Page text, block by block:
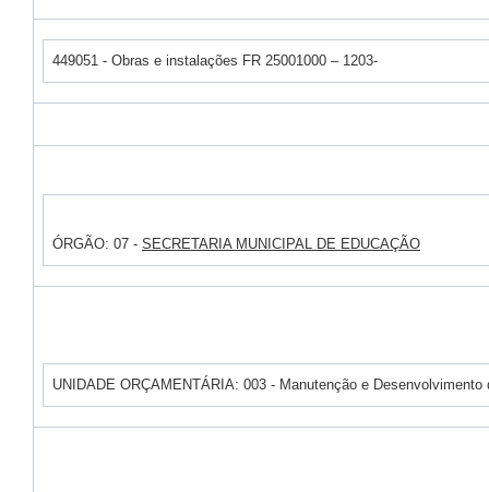
449051 - Obras e instalações FR 25001000 – 1203-
ÓRGÃO: 07 - SECRETARIA MUNICIPAL DE EDUCAÇÃO
UNIDADE ORÇAMENTÁRIA: 003 - Manutenção e Desenvolvimento